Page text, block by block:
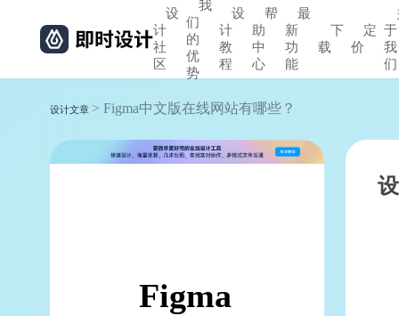
设
计
社
区
我
们
的
优
势
设
计
教
程
帮
助
中
心
最
新
功
能
下
载
定
价
于
我
们
设计文章 > Figma中文版在线网站有哪些？
Figma